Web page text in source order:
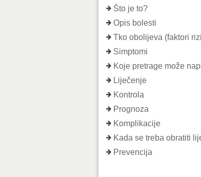
Što je to?
Opis bolesti
Tko obolijeva (faktori
Simptomi
Koje pretrage može
Liječenje
Kontrola
Prognoza
Komplikacije
Kada se treba obratiti
Prevencija